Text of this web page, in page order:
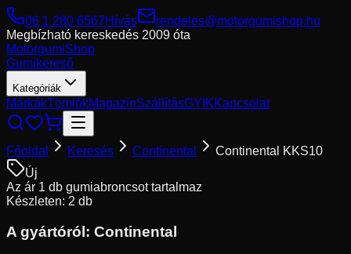
06 1 280 6567Hívás
rendeles@motorgumishop.hu
Megbízható kereskedés 2009 óta
MotorgumiShop
Gumikereső
Kategóriák
MárkákTömlőkMagazinSzállításGYIKKapcsolat
Főoldal Keresés Continental
Continental KKS10
Új
Az ár 1 db gumiabroncsot tartalmaz
Készleten: 2 db
A gyártóról: Continental